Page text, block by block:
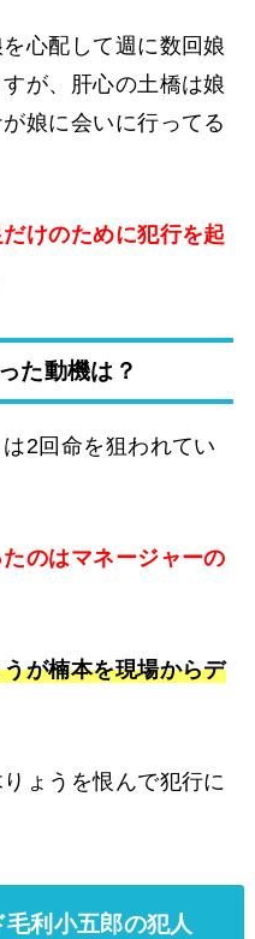
心配して週に数回娘
が、肝心の土橋は娘
娘に会いに行ってる
けのために犯行を起
た動機は？
2回命を狙われてい
のはマネージャーの
が楠本を現場からデ
ょうを恨んで犯行に
利小五郎の犯人